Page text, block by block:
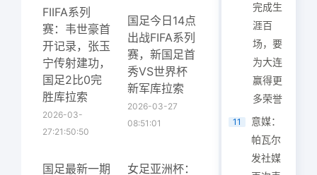
FIIFA系列
赛：韦世豪首
开记录，张玉
宁传射建功，
国足2比0完
胜库拉索
2026-03-
27:21:50:50
国足今日14点
出战FIFA系列
赛，新国足首
秀VS世界杯
新军库拉索
2026-03-27
08:51:01
国足最新一期
女足亚洲杯：
完成生
涯百
场，要
为大连
赢得更
多荣誉
11
意媒：
帕瓦尔
发社媒